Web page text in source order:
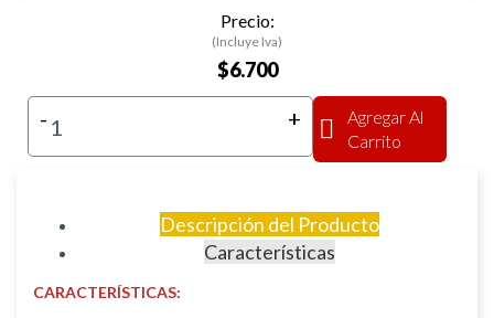
Precio:
(Incluye Iva)
$6.700
- +
Agregar Al
Carrito
Descripción del Producto
Características
CARACTERÍSTICAS: